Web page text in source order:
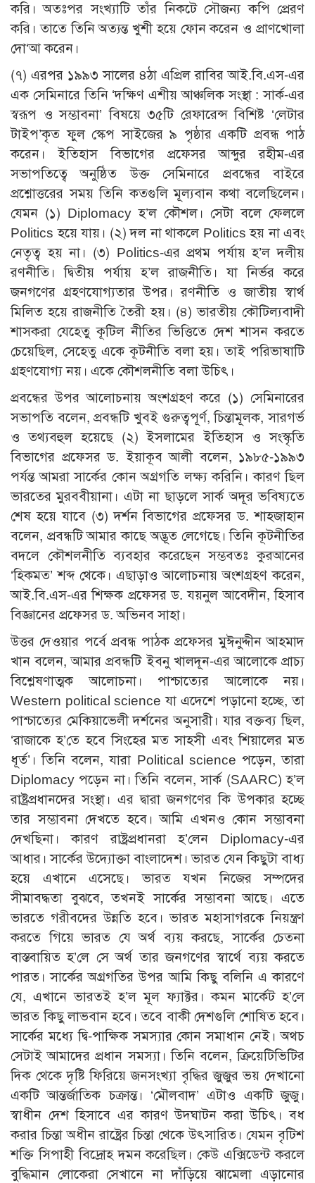
করি। অতঃপর সংখ্যাটি তাঁর নিকটে সৌজন্য কপি প্রেরণ
করি। তাতে তিনি অত্যন্ত খুশী হয়ে ফোন করেন ও প্রাণখোলা
দো‘আ করেন।
(৭) এরপর ১৯৯৩ সালের ৪ঠা এপ্রিল রাবির আই.বি.এস-এর
এক সেমিনারে তিনি ‘দক্ষিণ এশীয় আঞ্চলিক সংস্থা : সার্ক-এর
স্বরূপ ও সম্ভাবনা’ বিষয়ে ৩৫টি রেফারেন্স বিশিষ্ট ‘লেটার
টাইপ’কৃত ফুল স্কেপ সাইজের ৯ পৃষ্ঠার একটি প্রবন্ধ পাঠ
করেন। ইতিহাস বিভাগের প্রফেসর আব্দুর রহীম-এর
সভাপতিত্বে অনুষ্ঠিত উক্ত সেমিনারে প্রবন্ধের বাইরে
প্রশ্নোত্তরের সময় তিনি কতগুলি মূল্যবান কথা বলেছিলেন।
যেমন (১) Diplomacy হ’ল কৌশল। সেটা বলে ফেললে
Politics হয়ে যায়। (২) দল না থাকলে Politics হয় না এবং
নেতৃত্ব হয় না। (৩) Politics-এর প্রথম পর্যায় হ’ল দলীয়
রণনীতি। দ্বিতীয় পর্যায় হ’ল রাজনীতি। যা নির্ভর করে
জনগণের গ্রহণযোগ্যতার উপর। রণনীতি ও জাতীয় স্বার্থ
মিলিত হয়ে রাজনীতি তৈরী হয়। (৪) ভারতীয় কৌটিল্যবাদী
শাসকরা যেহেতু কূটিল নীতির ভিত্তিতে দেশ শাসন করতে
চেয়েছিল, সেহেতু একে কূটনীতি বলা হয়। তাই পরিভাষাটি
গ্রহণযোগ্য নয়। একে কৌশলনীতি বলা উচিৎ।
প্রবন্ধের উপর আলোচনায় অংশগ্রহণ করে (১) সেমিনারের
সভাপতি বলেন, প্রবন্ধটি খুবই গুরুত্বপূর্ণ, চিন্তামূলক, সারগর্ভ
ও তথ্যবহুল হয়েছে (২) ইসলামের ইতিহাস ও সংস্কৃতি
বিভাগের প্রফেসর ড. ইয়াকূব আলী বলেন, ১৯৮৫-১৯৯৩
পর্যন্ত আমরা সার্কের কোন অগ্রগতি লক্ষ্য করিনি। কারণ ছিল
ভারতের মুরববীয়ানা। এটা না ছাড়লে সার্ক অদূর ভবিষ্যতে
শেষ হয়ে যাবে (৩) দর্শন বিভাগের প্রফেসর ড. শাহজাহান
বলেন, প্রবন্ধটি আমার কাছে অদ্ভূত লেগেছে। তিনি কূটনীতির
বদলে কৌশলনীতি ব্যবহার করেছেন সম্ভবতঃ কুরআনের
‘হিকমত’ শব্দ থেকে। এছাড়াও আলোচনায় অংশগ্রহণ করেন,
আই.বি.এস-এর শিক্ষক প্রফেসর ড. যয়নুল আবেদীন, হিসাব
বিজ্ঞানের প্রফেসর ড. অভিনব সাহা।
উত্তর দেওয়ার পর্বে প্রবন্ধ পাঠক প্রফেসর মুঈনুদ্দীন আহমাদ
খান বলেন, আমার প্রবন্ধটি ইবনু খালদূন-এর আলোকে প্রাচ্য
বিশ্লেষণাত্মক আলোচনা। পাশ্চাত্যের আলোকে নয়।
Western political science যা এদেশে পড়ানো হচ্ছে, তা
পাশ্চাত্যের মেকিয়াভেলী দর্শনের অনুসারী। যার বক্তব্য ছিল,
‘রাজাকে হ’তে হবে সিংহের মত সাহসী এবং শিয়ালের মত
ধূর্ত’। তিনি বলেন, যারা Political science পড়েন, তারা
Diplomacy পড়েন না। তিনি বলেন, সার্ক (SAARC) হ’ল
রাষ্ট্রপ্রধানদের সংস্থা। এর দ্বারা জনগণের কি উপকার হচ্ছে
তার সম্ভাবনা দেখতে হবে। আমি এখনও কোন সম্ভাবনা
দেখছিনা। কারণ রাষ্ট্রপ্রধানরা হ’লেন Diplomacy-এর
আধার। সার্কের উদ্যোক্তা বাংলাদেশ। ভারত যেন কিছুটা বাধ্য
হয়ে এখানে এসেছে। ভারত যখন নিজের সম্পদের
সীমাবদ্ধতা বুঝবে, তখনই সার্কের সম্ভাবনা আছে। এতে
ভারতে গরীবদের উন্নতি হবে। ভারত মহাসাগরকে নিয়ন্ত্রণ
করতে গিয়ে ভারত যে অর্থ ব্যয় করছে, সার্কের চেতনা
বাস্তবায়িত হ’লে সে অর্থ তার জনগণের স্বার্থে ব্যয় করতে
পারত। সার্কের অগ্রগতির উপর আমি কিছু বলিনি এ কারণে
যে, এখানে ভারতই হ’ল মূল ফ্যাক্টর। কমন মার্কেট হ’লে
ভারত কিছু লাভবান হবে। তবে বাকী দেশগুলি শোষিত হবে।
সার্কের মধ্যে দ্বি-পাক্ষিক সমস্যার কোন সমাধান নেই। অথচ
সেটাই আমাদের প্রধান সমস্যা। তিনি বলেন, ক্রিয়েটিভিটির
দিক থেকে দৃষ্টি ফিরিয়ে জনসংখ্যা বৃদ্ধির জুজুর ভয় দেখানো
একটি আন্তর্জাতিক চক্রান্ত। ‘মৌলবাদ’ এটাও একটি জুজু।
স্বাধীন দেশ হিসাবে এর কারণ উদ্ঘাটন করা উচিৎ। বধ
করার চিন্তা অধীন রাষ্ট্রের চিন্তা থেকে উৎসারিত। যেমন বৃটিশ
শক্তি সিপাহী বিদ্রোহ দমন করেছিল। কেউ এক্সিডেন্ট করলে
বুদ্ধিমান লোকেরা সেখানে না দাঁড়িয়ে ঝামেলা এড়ানোর